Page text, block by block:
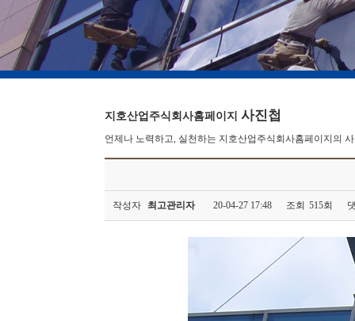
지호산업주식회사홈페이지 사진첩
언제나 노력하고, 실천하는 지호산업주식회사홈페이지의
작성자 최고관리자 20-04-27 17:48 조회 515회